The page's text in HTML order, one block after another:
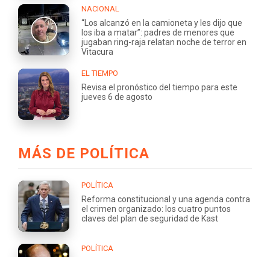
NACIONAL
“Los alcanzó en la camioneta y les dijo que
los iba a matar”: padres de menores que
jugaban ring-raja relatan noche de terror en
Vitacura
EL TIEMPO
Revisa el pronóstico del tiempo para este
jueves 6 de agosto
MÁS DE POLÍTICA
POLÍTICA
Reforma constitucional y una agenda contra
el crimen organizado: los cuatro puntos
claves del plan de seguridad de Kast
POLÍTICA